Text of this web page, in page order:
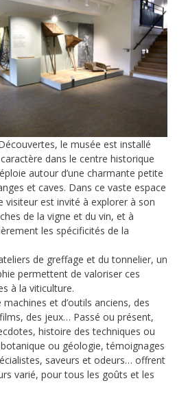
le musée est installé
dans le centre historique
autour d’une charmante petite
et caves. Dans ce vaste espace
visiteur est invité à explorer à son
de la vigne et du vin, et à
les spécificités de la
de greffage et du tonnelier, un
permettent de valoriser ces
à la viticulture.
et d’outils anciens, des
des jeux… Passé ou présent,
histoire des techniques ou
ou géologie, témoignages
saveurs et odeurs… offrent
varié, pour tous les goûts et les